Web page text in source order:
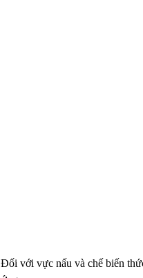
Đối với vực nấu và chế biến